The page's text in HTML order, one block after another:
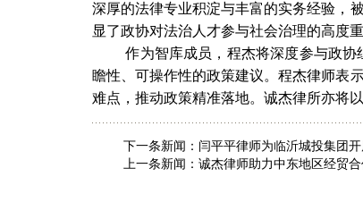
深厚的法律专业积淀与丰富的实务经验，
显了政协对法治人才参与社会治理的高度重
作为智库成员，程杰将深度参与政
瞻性、可操作性的政策建议。程杰律师表
难点，推动政策精准落地。诚杰律所亦将
下一条新闻： 闫平平律师为临沂城投集团
上一条新闻： 诚杰律师助力中东地区经贸